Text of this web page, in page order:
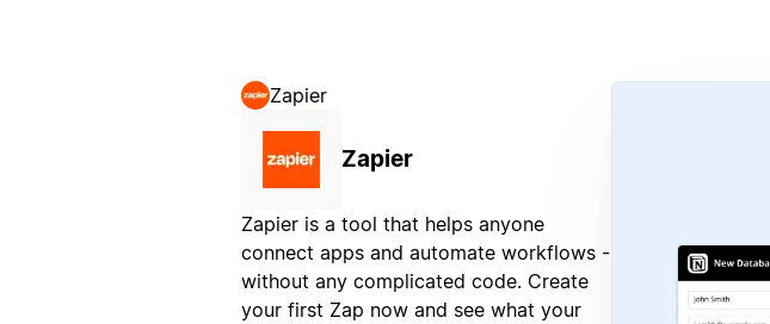
Zapier
Zapier
Zapier is a tool that helps anyone
connect apps and automate workflows -
without any complicated code. Create
your first Zap now and see what your